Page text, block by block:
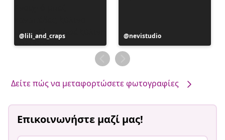
Η
ανάρτηση
lili_and_craps
Η
ανάρτηση
δημοσιεύθηκε
από
nevistudio
Δείτε πώς να μεταφορτώσετε φωτογραφίες
Επικοινωνήστε μαζί μας!